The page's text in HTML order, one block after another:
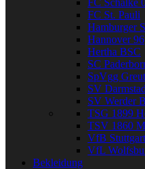
FC St. Pauli
Hamburger
Hannover 96
Hertha BSC
SC
SpVgg
SV
SV Werder
TSG 1899
TSV 1860
VfB Stuttgart
VfL
Bekleidung